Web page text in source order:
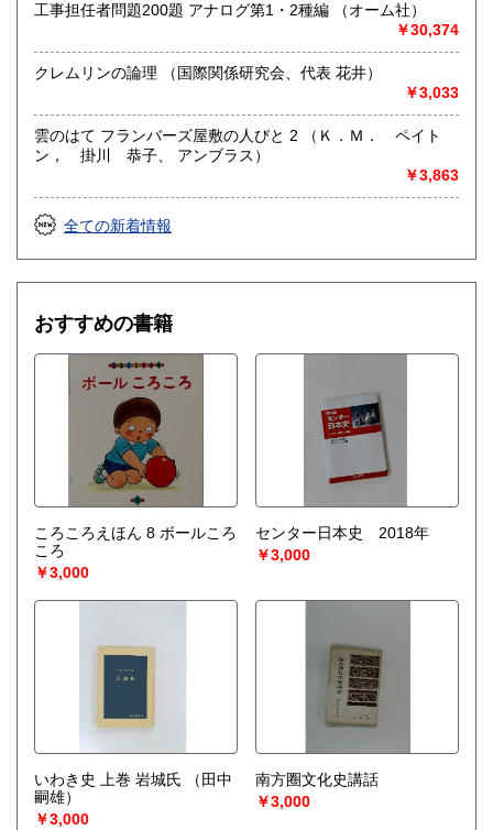
工事担任者問題200題 アナログ第1・2種編 （オーム社）
￥30,374
クレムリンの論理 （国際関係研究会、代表 花井）
￥3,033
雲のはて フランバーズ屋敷の人びと 2 （Ｋ．Ｍ． ペイト
ン， 掛川 恭子、 アンブラス）
￥3,863
全ての新着情報
おすすめの書籍
ころころえほん 8 ボールころ
ころ
￥3,000
センター日本史 2018年
￥3,000
いわき史 上巻 岩城氏
（田中
嗣雄）
￥3,000
南方圈文化史講話
￥3,000